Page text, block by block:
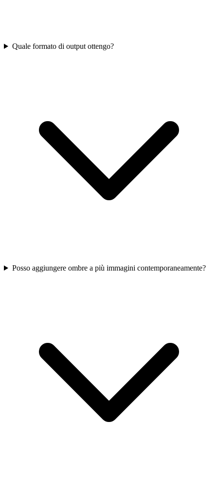
Quale formato di output ottengo?
Posso aggiungere ombre a più immagini contemporaneamente?